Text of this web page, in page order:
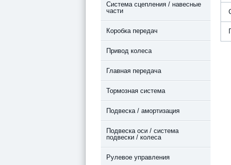
Система сцепления / навесные
части
Коробка передач
Привод колеса
Главная передача
Тормозная система
Подвеска / амортизация
Подвеска оси / система
подвески / колеса
Рулевое управления